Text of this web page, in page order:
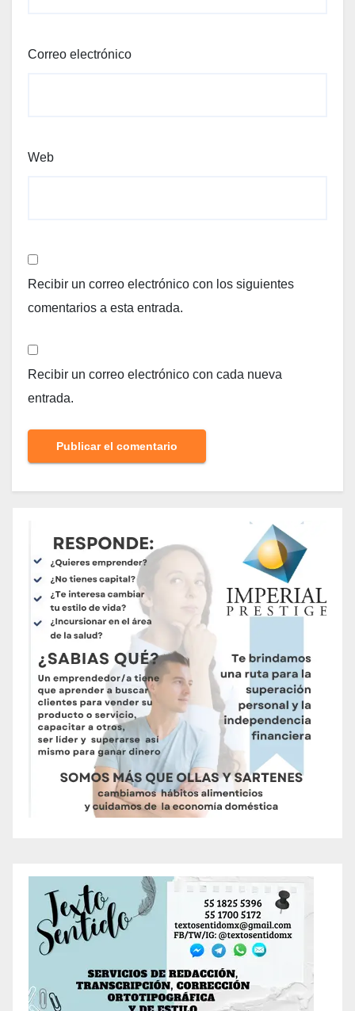
Correo electrónico
Web
Recibir un correo electrónico con los siguientes
comentarios a esta entrada.
Recibir un correo electrónico con cada nueva
entrada.